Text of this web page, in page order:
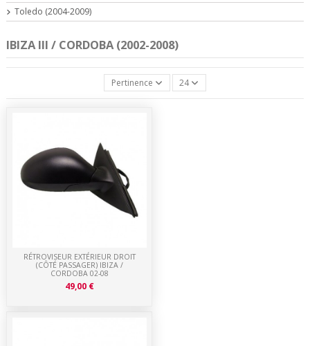
IBIZA III / CORDOBA (2002-2008)
Pertinence 24
RÉTROVISEUR EXTÉRIEUR DROIT
(CÔTÉ PASSAGER) IBIZA /
CORDOBA 02-08
49,00 €
Toledo (2004-2009)